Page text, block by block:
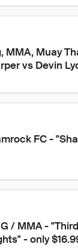
MMA, Muay
vs Devin
FC -
/ MMA -
- only